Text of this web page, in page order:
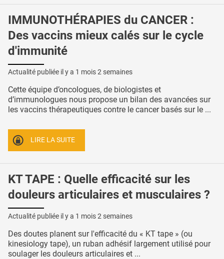
IMMUNOTHÉRAPIES du CANCER :
Des vaccins mieux calés sur le cycle
d'immunité
Actualité publiée il y a 1 mois 2 semaines
Cette équipe d’oncologues, de biologistes et
d’immunologues nous propose un bilan des avancées sur
les vaccins thérapeutiques contre le cancer basés sur le ...
LIRE LA SUITE
KT TAPE : Quelle efficacité sur les
douleurs articulaires et musculaires ?
Actualité publiée il y a 1 mois 2 semaines
Des doutes planent sur l'efficacité du « KT tape » (ou
kinesiology tape), un ruban adhésif largement utilisé pour
soulager les douleurs articulaires et ...